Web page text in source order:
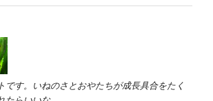
です。いねのさとおやたちが成長具合をたく